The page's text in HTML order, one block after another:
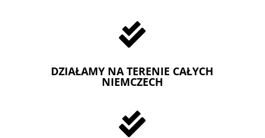

DZIAŁAMY NA TERENIE CAŁYCH
NIEMCZECH
